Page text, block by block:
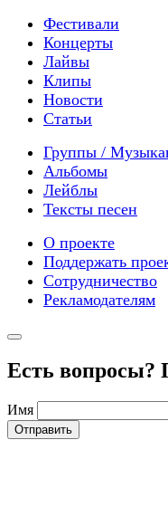
Фестивали
Концерты
Лайвы
Клипы
Новости
Статьи
Группы /
Альбомы
Лейблы
Тексты песен
О проекте
Поддержать
Сотрудничество
Рекламодателям
Есть
Имя